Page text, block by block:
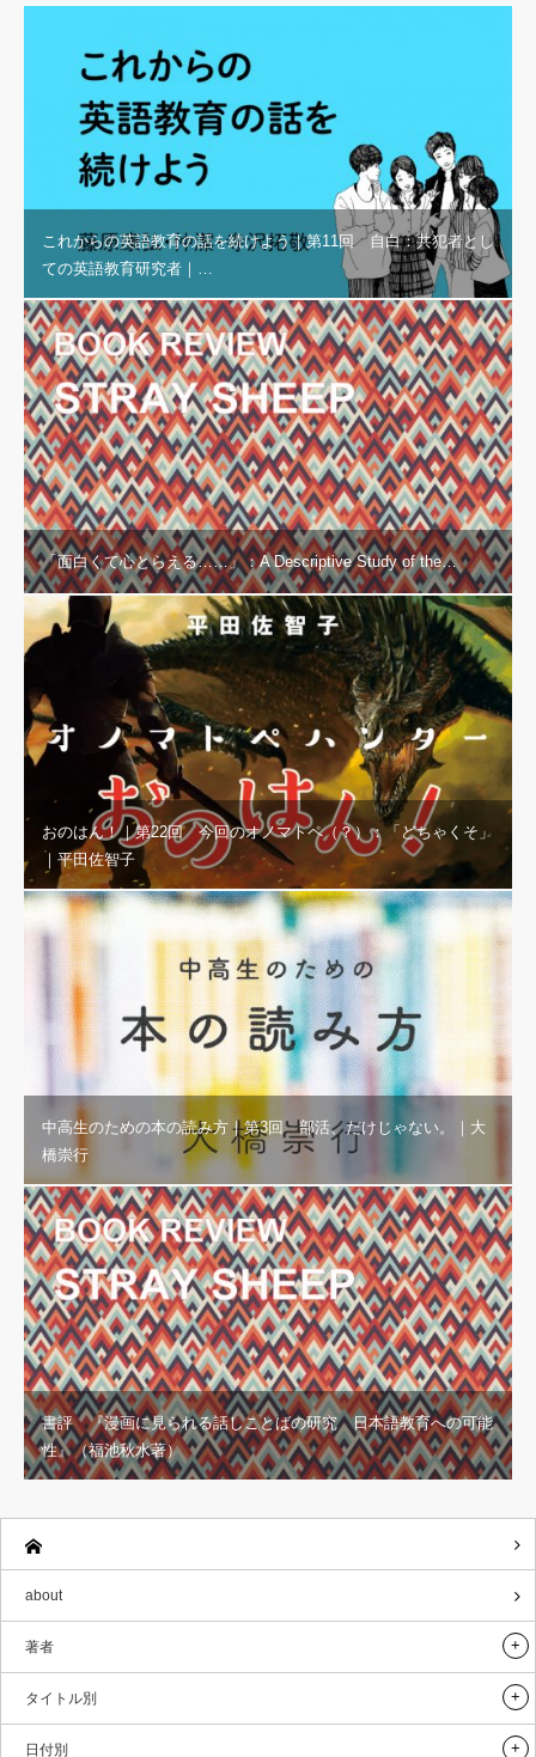
これからの英語教育の話を続けよう｜第11回 自白：共犯者とし
ての英語教育研究者｜…
「面白くて心とらえる……」：A Descriptive Study of the…
おのはん！｜第22回 今回のオノマトペ（？）：「どちゃくそ」
｜平田佐智子
中高生のための本の読み方｜第3回 部活、だけじゃない。｜大
橋崇行
書評 『漫画に見られる話しことばの研究 日本語教育への可能
性』（福池秋水著）
about
著者
タイトル別
日付別